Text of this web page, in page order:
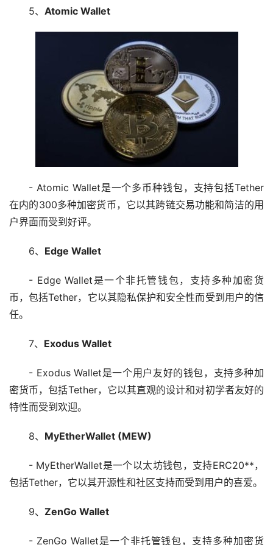
5、 Atomic Wallet
- Atomic Wallet是一个多币种钱包，支持包括Tether
在内的300多种加密货币，它以其跨链交易功能和简洁的用
户界面而受到好评。
6、 Edge Wallet
- Edge Wallet是一个非托管钱包，支持多种加密货
币，包括Tether，它以其隐私保护和安全性而受到用户的信
任。
7、 Exodus Wallet
- Exodus Wallet是一个用户友好的钱包，支持多种加
密货币，包括Tether，它以其直观的设计和对初学者友好的
特性而受到欢迎。
8、 MyEtherWallet (MEW)
- MyEtherWallet是一个以太坊钱包，支持ERC20**，
包括Tether，它以其开源性和社区支持而受到用户的喜爱。
9、 ZenGo Wallet
- ZenGo Wallet是一个非托管钱包，支持多种加密货